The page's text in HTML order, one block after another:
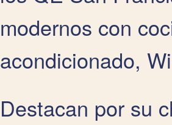
modernos con
acondicionado,
Destacan por su